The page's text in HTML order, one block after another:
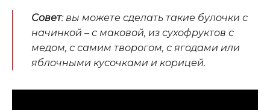
Совет: вы можете сделать такие булочки с
начинкой – с маковой, из сухофруктов с
медом, с самим творогом, с ягодами или
яблочными кусочками и корицей.